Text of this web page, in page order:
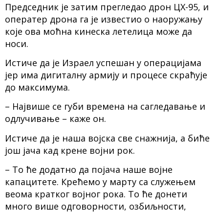
Председник је затим прегледао дрон ЦХ-95, и
оператер дрона га је известио о наоружању
које ова моћна кинеска летелица може да
носи.
Истиче да је Израел успешан у операцијама
јер има дигиталну армију и процесе скраћује
до максимума.
– Највише се губи времена на сагледавање и
одлучивање – каже он.
Истиче да је наша војска све снажнија, а биће
још јача кад крене војни рок.
– То ће додатно да појача наше војне
капацитете. Крећемо у марту са служењем
веома кратког војног рока. То ће донети
много више одговорности, озбиљности,